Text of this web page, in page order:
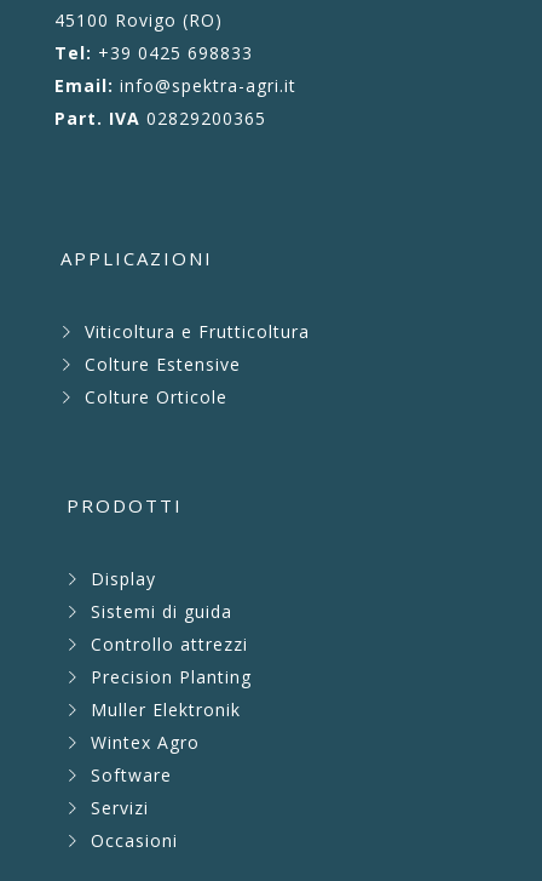
45100 Rovigo (RO)
Tel: +39 0425 698833
Email: info@spektra-agri.it
Part. IVA 02829200365
APPLICAZIONI
Viticoltura e Frutticoltura
Colture Estensive
Colture Orticole
PRODOTTI
Display
Sistemi di guida
Controllo attrezzi
Precision Planting
Muller Elektronik
Wintex Agro
Software
Servizi
Occasioni